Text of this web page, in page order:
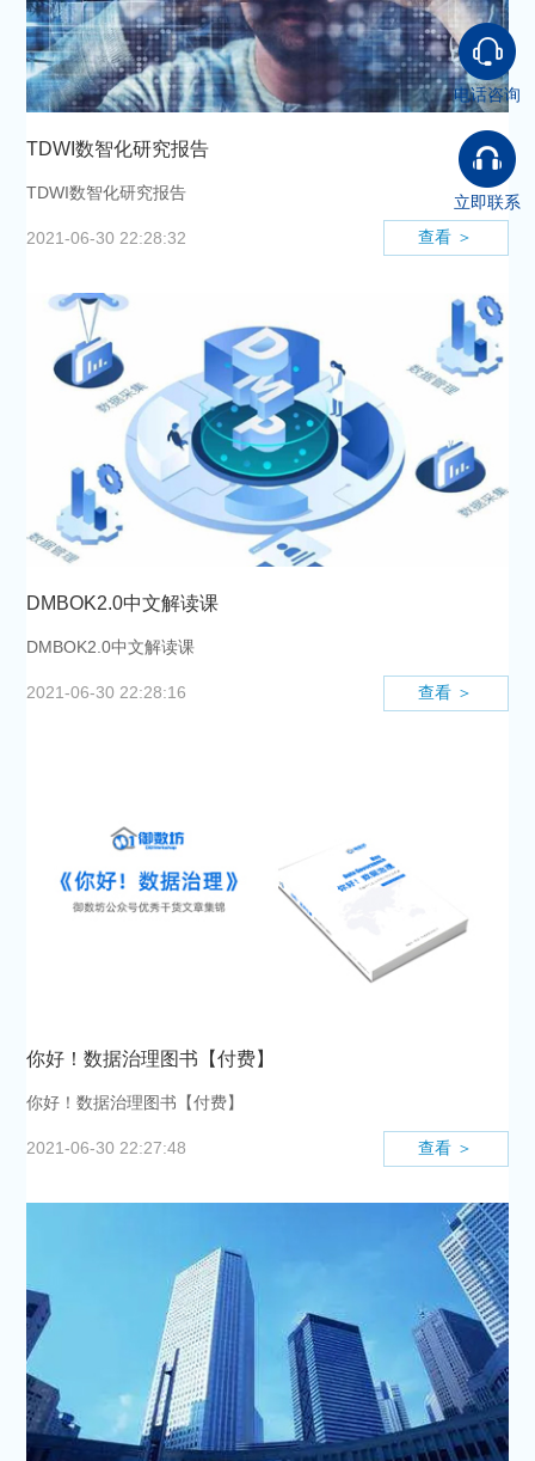
TDWI数智化研究报告
TDWI数智化研究报告
2021-06-30 22:28:32 查看 ＞
DMBOK2.0中文解读课
DMBOK2.0中文解读课
2021-06-30 22:28:16 查看 ＞
你好！数据治理图书【付费】
你好！数据治理图书【付费】
2021-06-30 22:27:48 查看 ＞
电话咨询
立即联系